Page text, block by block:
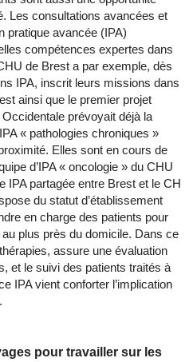
Les consultations avancées et
pratique avancée (IPA)
compétences expertes dans
de Brest a par exemple, dès
IPA, inscrit leurs missions dans
ainsi que le premier projet
prévoyait déjà la
« pathologies chroniques »
Elles sont en cours de
d’IPA « oncologie » du CHU
IPA partagée entre Brest et le CH
du statut d’établissement
en charge des patients pour
plus près du domicile. Dans ce
assure une évaluation
et le suivi des patients traités à
IPA vient conforter l’implication
pour travailler sur les